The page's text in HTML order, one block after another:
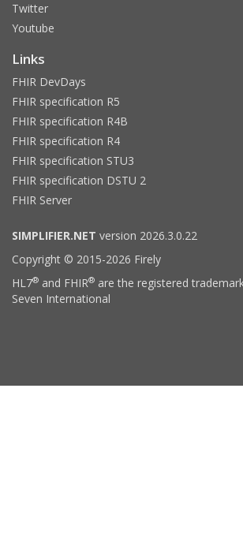
Twitter
Youtube
Links
FHIR DevDays
FHIR specification R5
FHIR specification R4B
FHIR specification R4
FHIR specification STU3
FHIR specification DSTU 2
FHIR Server
SIMPLIFIER.NET version 2026.3.0.22
Copyright © 2015-2026 Firely
HL7® and FHIR® are the registered
Seven International